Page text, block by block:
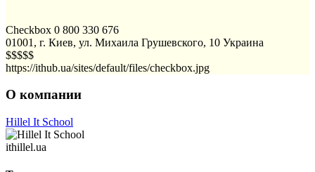
Checkbox 0 800 330 676
01001, г. Киев, ул. Михаила Грушевского, 10 Украина
$$$$$
https://ithub.ua/sites/default/files/checkbox.jpg
О компании
Hillel It School
ithillel.ua